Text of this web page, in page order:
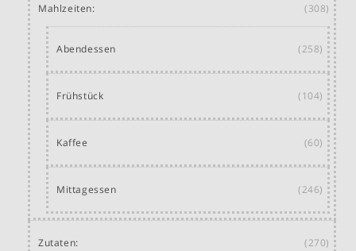
Mahlzeiten: (308)
Abendessen (258)
Frühstück (104)
Kaffee (60)
Mittagessen (246)
Zutaten: (270)